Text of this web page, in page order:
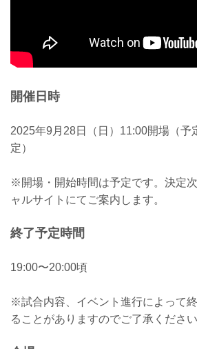
開催日時
2025年9月28日（日）11:00開場（予
定）
※開場・開始時間は予定です。決定
ャルサイトにてご案内します。
終了予定時間
19:00〜20:00頃
※試合内容、イベント進行によって
ることがありますのでご了承ください